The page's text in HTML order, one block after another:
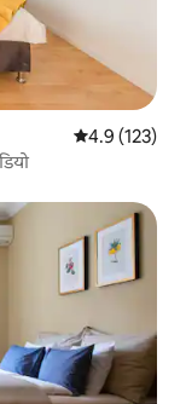
औसत रेटिंग 5 में
4.9 (123)